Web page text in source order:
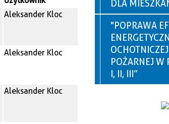
Aleksander Kloc
Aleksander Kloc
Aleksander Kloc
DLA
"POPRAWA
POŻARNEJ W
I, II, III”